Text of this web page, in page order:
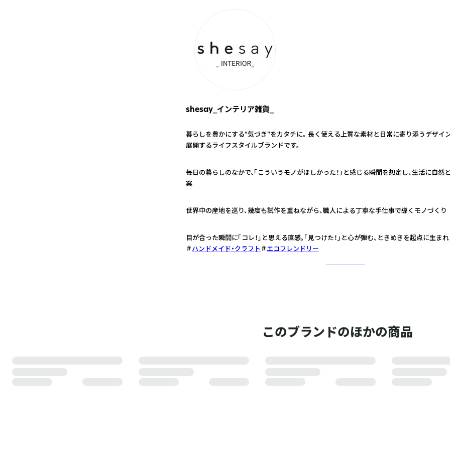
shesay‗インテリア雑貨‗
暮らしを豊かにする“気づき”をカタチに。 長く使える上質な素材と日常に寄り添うデザイ
展開するライフスタイルブランドです。
毎日の暮らしのなかで、「こういうモノがほしかった！」と感じる瞬間を想定し、生活に自
案
世界中の産地を巡り、幾度も試作を重ねながら、職人による丁寧な手仕事で導くモノづくり
目が合った瞬間に「コレ！」と思える直感。「見つけた！」と心が弾む、ときめきを起点に生ま
ハンドメイド・クラフト
エコフレンドリー
このブランドのほかの商品